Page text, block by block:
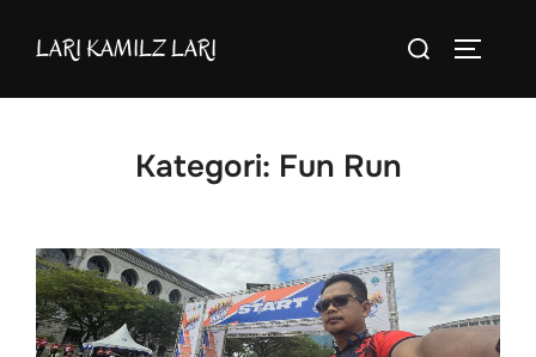
LARI KAMILZ LARI
Search
Kategori: Fun Run